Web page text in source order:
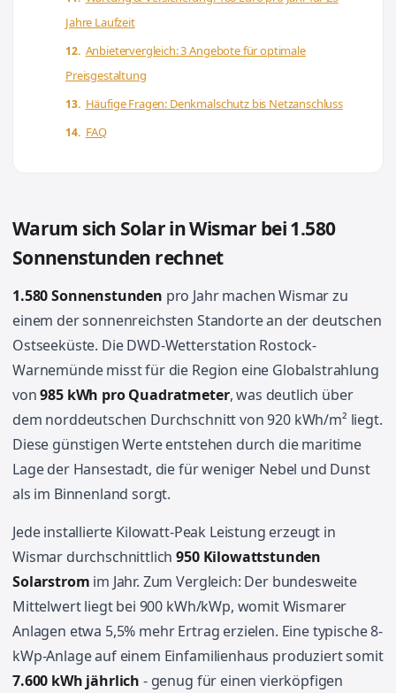
Jahre Laufzeit
Anbietervergleich: 3 Angebote für optimale
Preisgestaltung
Häufige Fragen: Denkmalschutz bis Netzanschluss
FAQ
Warum sich Solar in Wismar bei 1.580
Sonnenstunden rechnet
1.580 Sonnenstunden pro Jahr machen Wismar zu
einem der sonnenreichsten Standorte an der deutschen
Ostseeküste. Die DWD-Wetterstation Rostock-
Warnemünde misst für die Region eine Globalstrahlung
von985 kWh pro Quadratmeter, was deutlich über
dem norddeutschen Durchschnitt von 920 kWh/m² liegt.
Diese günstigen Werte entstehen durch die maritime
Lage der Hansestadt, die für weniger Nebel und Dunst
als im Binnenland sorgt.
Jede installierte Kilowatt-Peak Leistung erzeugt in
Wismar durchschnittlich950 Kilowattstunden
Solarstrom im Jahr. Zum Vergleich: Der bundesweite
Mittelwert liegt bei 900 kWh/kWp, womit Wismarer
Anlagen etwa 5,5% mehr Ertrag erzielen. Eine typische 8-
kWp-Anlage auf einem Einfamilienhaus produziert somit
7.600 kWh jährlich - genug für einen vierköpfigen